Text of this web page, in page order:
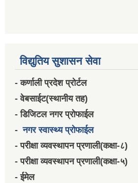
विद्युतिय सुशासन सेवा
- कर्णाली प्रदेश प्रोर्टल
- वेबसाईट(स्थानीय तह)
- डिजिटल नगर प्रोफाईल
-नगर स्वास्थ्य प्रोफाईल
- परीक्षा व्यवस्थापन प्रणाली(कक्षा-८)
- परीक्षा व्यवस्थापन प्रणाली(कक्षा-५)
- ईमेल